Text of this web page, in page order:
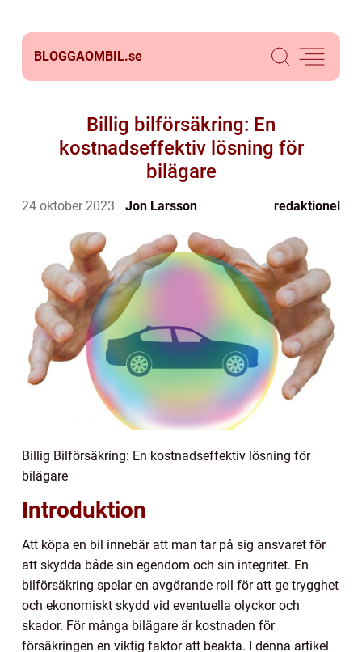
BLOGGAOMBIL.se
Billig bilförsäkring: En
kostnadseffektiv lösning för
bilägare
24 oktober 2023 Jon Larsson redaktionel
Billig Bilförsäkring: En kostnadseffektiv lösning för
bilägare
Introduktion
Att köpa en bil innebär att man tar på sig ansvaret för
att skydda både sin egendom och sin integritet. En
bilförsäkring spelar en avgörande roll för att ge trygghet
och ekonomiskt skydd vid eventuella olyckor och
skador. För många bilägare är kostnaden för
försäkringen en viktig faktor att beakta. I denna artikel